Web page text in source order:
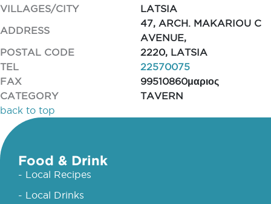
VILLAGES/CITY
LATSIA
ADDRESS
47, ARCH. MAKARIOU C
AVENUE,
POSTAL CODE
2220, LATSIA
TEL
22570075
FAX
99510860μαριος
CATEGORY
TAVERN
back to top
Food & Drink
- Local Recipes
- Local Drinks